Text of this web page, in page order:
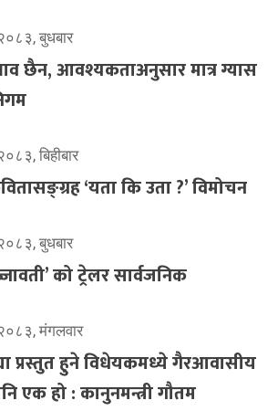
बुधबार
छैन, आवश्यकताअनुसार मात्र ग्यास
बिहीबार
‘यता कि उता ?’ विमोचन
बुधबार
को ट्रेलर सार्वजनिक
मंगलवार
प्रस्तुत हुने विधेयकमध्ये गैरआवासीय
एक हो : कानुनमन्त्री गौतम